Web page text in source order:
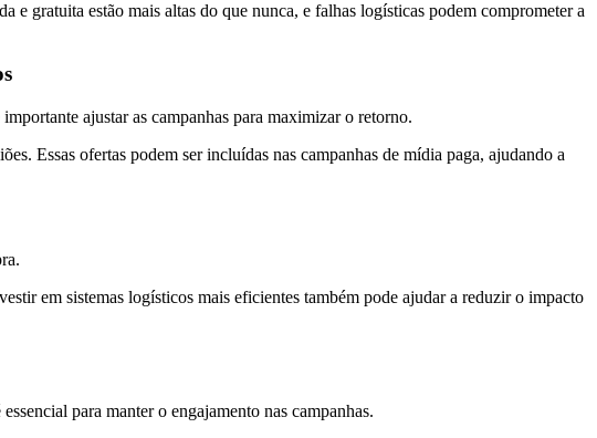
e gratuita estão mais altas do que nunca, e falhas logísticas podem comprometer a
ajustar as campanhas para maximizar o retorno.
Essas ofertas podem ser incluídas nas campanhas de mídia paga, ajudando a
em sistemas logísticos mais eficientes também pode ajudar a reduzir o impacto
para manter o engajamento nas campanhas.